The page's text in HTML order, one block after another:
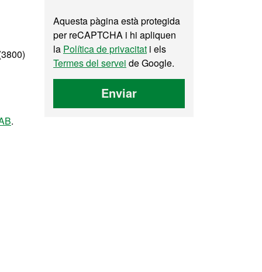
.
Aquesta pàgina està protegida
per reCAPTCHA i hi apliquen
la Política de privacitat i els
Termes del servei de Google.
Enviar